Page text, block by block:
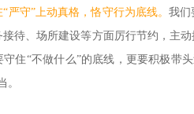
“严守”上动真格，恪守行为底线。我们
接待、场所建设等方面厉行节约，主
守住“不做什么”的底线，更要积极带
。